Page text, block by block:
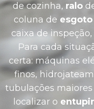
de cozinha, ralo
coluna de esgoto
caixa de
Para cada
certa: máquinas
finos,
tubulações
localizar o